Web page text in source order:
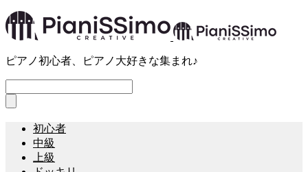
ピアノ初心者、ピアノ大好きな集まれ♪
初心者
中級
上級